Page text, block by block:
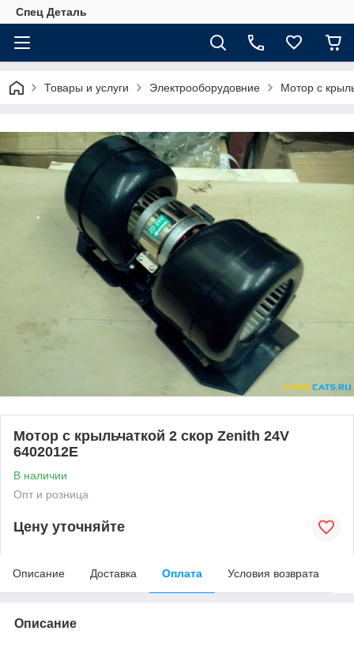
Спец Деталь
Товары и услуги Электрооборудовние Мотор с
Мотор с крыльчаткой 2 скор Zenith 24V
6402012E
В наличии
Опт и розница
Цену уточняйте
Описание Доставка Оплата Условия возврата
Описание